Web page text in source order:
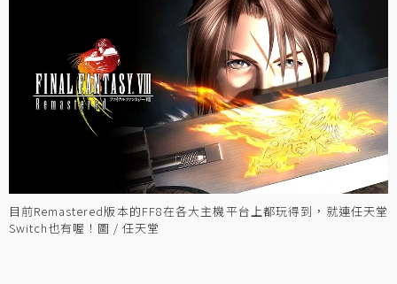
目前Remastered版本的FF8在各大主機平台上都玩得到，就連任天堂
Switch也有喔！圖 / 任天堂